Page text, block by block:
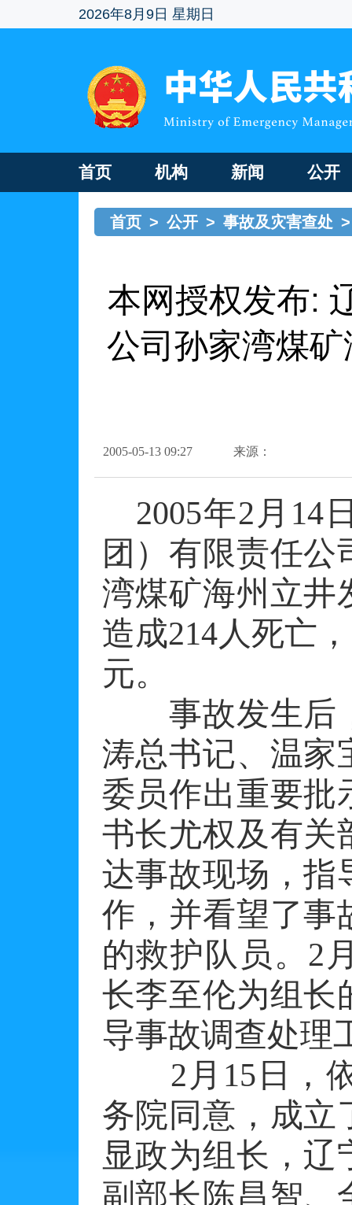
本网授权发布: 辽宁省阜新矿业（集团）有限责任公司孙家湾煤矿海州立井“2.14”特
2026年8月9日 星期日
首页 机构 新闻 公开
首页 > 公开 > 事故及灾害查处 >
本网授权发布:
公司孙家湾煤矿
2005-05-13 09:27 来源：
2005年2月14
团）有限责任
湾煤矿海州立井
造成214人死亡
元。
事故发生后，
涛总书记、温家
委员作出重要批
书长尤权及有关
达事故现场，指
作，并看望了事
的救护队员。2
长李至伦为组长
导事故调查处理
2月15日，依
务院同意，成立
显政为组长，
副部长陈昌智、